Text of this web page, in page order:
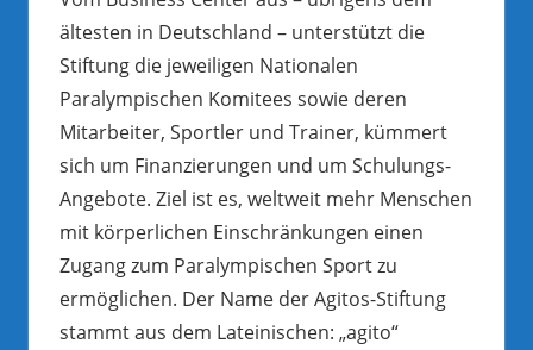
ältesten in Deutschland – unterstützt die
Stiftung die jeweiligen Nationalen
Paralympischen Komitees sowie deren
Mitarbeiter, Sportler und Trainer, kümmert
sich um Finanzierungen und um Schulungs-
Angebote. Ziel ist es, weltweit mehr Menschen
mit körperlichen Einschränkungen einen
Zugang zum Paralympischen Sport zu
ermöglichen. Der Name der Agitos-Stiftung
stammt aus dem Lateinischen: „agito“